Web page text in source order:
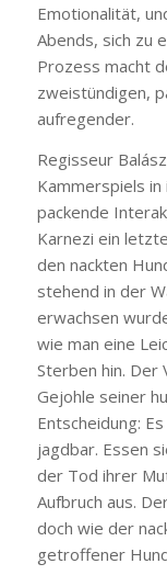
Emotionalität,
Abends, sich zu
Prozess macht
zweistündigen,
aufregender.
Regisseur
Kammerspiels
packende
Karnezi ein
den nackten
stehend in der
erwachsen
wie man eine
Sterben hin.
Gejohle seiner
Entscheidung:
jagdbar. Essen
der Tod ihrer
Aufbruch aus.
doch wie der
getroffener